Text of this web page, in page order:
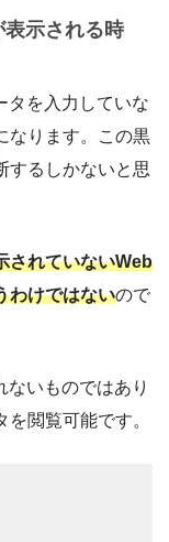
示される時
タを入力していな
なります。この黒
するしかないと思
されていないWeb
わけではないので
いものではあり
閲覧可能です。